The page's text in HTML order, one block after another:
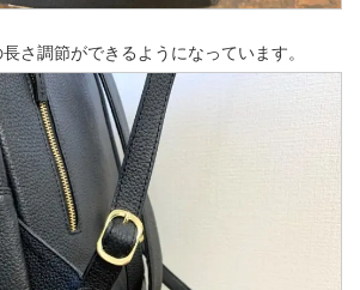
さ調節ができるようになっています。